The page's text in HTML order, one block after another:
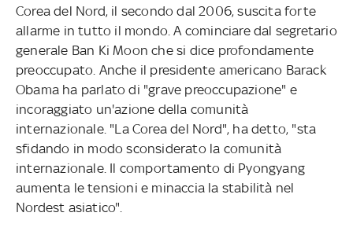
Corea del Nord, il secondo dal 2006, suscita forte
allarme in tutto il mondo. A cominciare dal segretario
generale Ban Ki Moon che si dice profondamente
preoccupato. Anche il presidente americano Barack
Obama ha parlato di "grave preoccupazione" e
incoraggiato un'azione della comunità
internazionale. "La Corea del Nord", ha detto, "sta
sfidando in modo sconsiderato la comunità
internazionale. Il comportamento di Pyongyang
aumenta le tensioni e minaccia la stabilità nel
Nordest asiatico".